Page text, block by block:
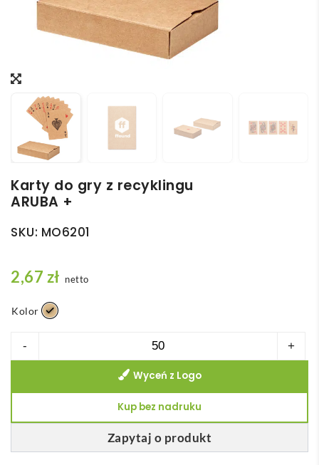
Karty do gry z recyklingu
ARUBA +
SKU: MO6201
2,67 zł netto
Kolor
-
Karty
ARUBA
+
Zapytaj o produkt
Wyceń z Logo
Kup bez nadruku